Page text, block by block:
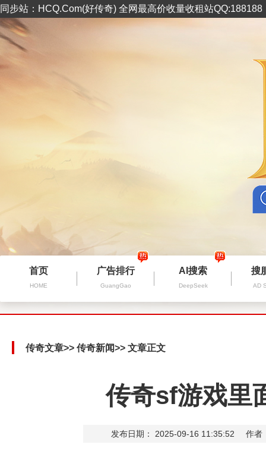
同步站：HCQ.Com(好传奇) 全网最高价收量收租站
首页
HOME
广告排行
GuangGao
AI搜索
DeepSeek
搜
AD
传奇文章>> 传奇新闻>> 文章正文
传奇sf游戏里
发布日期： 2025-09-16 11:35:52 作者